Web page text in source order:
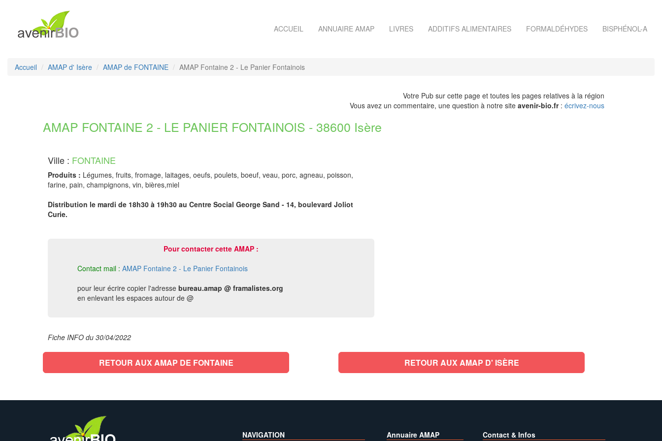
ACCUEIL ANNUAIRE AMAP LIVRES ADDITIFS ALIMENTAIRES FORMALDÉHYDES BISPHÉNOL-A
Accueil AMAP d' Isère AMAP de FONTAINE AMAP Fontaine 2 - Le Panier Fontainois
Votre Pub sur cette page et toutes les pages relatives à la région
Vous avez un commentaire, une question à notre site avenir-bio.fr: écrivez-nous
AMAP FONTAINE 2 - LE PANIER FONTAINOIS - 38600 Isère
Ville : FONTAINE
Produits : Légumes, fruits, fromage, laitages, oeufs, poulets, boeuf, veau, porc, agneau, poisson,
farine, pain, champignons, vin, bières,miel
Distribution le mardi de 18h30 à 19h30 au Centre Social George Sand - 14, boulevard Joliot
Curie.
Pour contacter cette AMAP :
Contact mail : AMAP Fontaine 2 - Le Panier Fontainois
pour leur écrire copier l'adresse bureau.amap @ framalistes.org
en enlevant les espaces autour de @
Fiche INFO du 30/04/2022
RETOUR AUX AMAP DE FONTAINE RETOUR AUX AMAP D' ISÈRE
NAVIGATION Annuaire AMAP Contact & Infos